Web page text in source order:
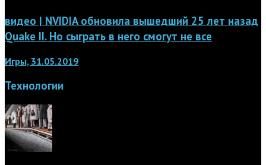
видео | NVIDIA обновила вышедший 25 лет назад
Quake II. Но сыграть в него смогут не все
Игры, 31.05.2019
Технологии